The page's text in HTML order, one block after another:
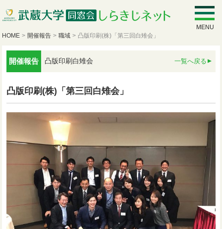
MENU
HOME > 開催報告 > 職域 > 凸版印刷(株)「第三回白雉会」
開催報告 凸版印刷白雉会 一覧へ戻る
凸版印刷(株)「第三回白雉会」